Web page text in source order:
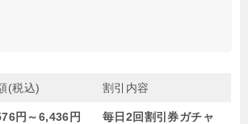
(税込) 割引内容
円～6,436円
毎日2回割引券ガチャ